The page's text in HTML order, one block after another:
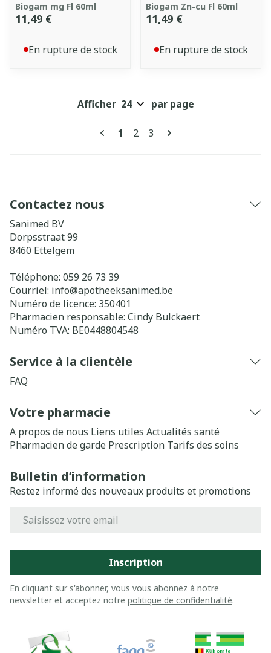
Biogam mg Fl 60ml
11,49 €
En rupture de stock
Biogam Zn-cu Fl 60ml
11,49 €
En rupture de stock
Pages
Vous lisez actuellement la
1 Page
2 Page
3
Afficher par page
Contactez nous
Sanimed BV
Dorpsstraat 99
8460 Ettelgem
Téléphone: 059 26 73 39
Courriel: info@apotheeksanimed.be
Numéro de licence: 350401
Pharmacien responsable: Cindy Bulckaert
Numéro TVA: BE0448804548
Service à la clientèle
FAQ
Votre pharmacie
A propos de nous Liens utiles Actualités santé
Pharmacien de garde Prescription Tarifs des soins
Bulletin d’information
Restez informé des nouveaux produits et promotions
Inscription
En cliquant sur s'abonner, vous vous abonnez à notre
newsletter et acceptez notre politique de confidentialité.